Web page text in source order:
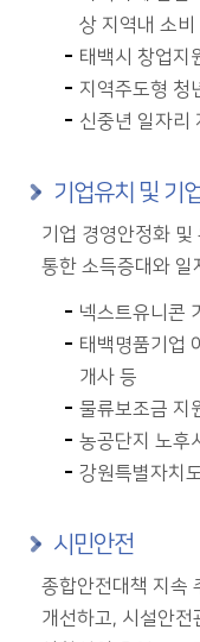
상 지역내 소비
태백시 창업지
지역주도형 청
신중년 일자리
기업유치 및 기
기업 경영안정화
통한 소득증대와 일
넥스트유니콘
태백명품기업
개사 등
물류보조금 지
농공단지 노후
강원특별자치
시민안전
종합안전대책 지속
개선하고, 시설안전